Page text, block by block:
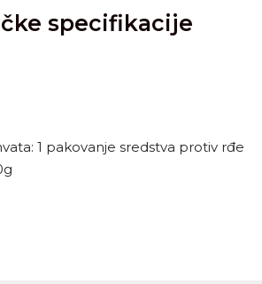
specifikacije
1 pakovanje sredstva protiv rđe